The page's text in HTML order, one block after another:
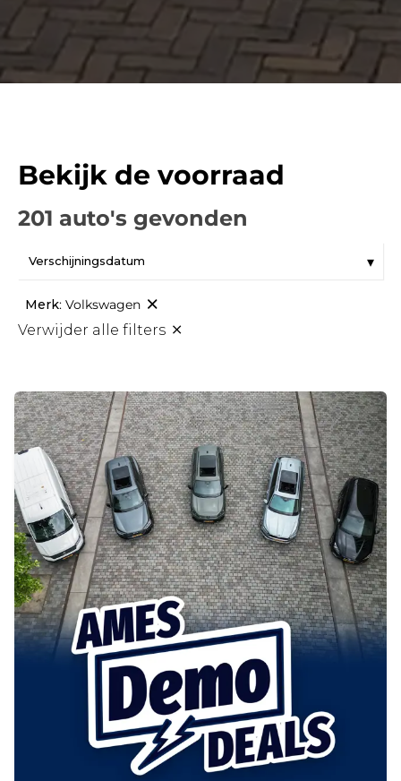
Bekijk de voorraad
201 auto's gevonden
Merk: Volkswagen
Verwijder alle filters